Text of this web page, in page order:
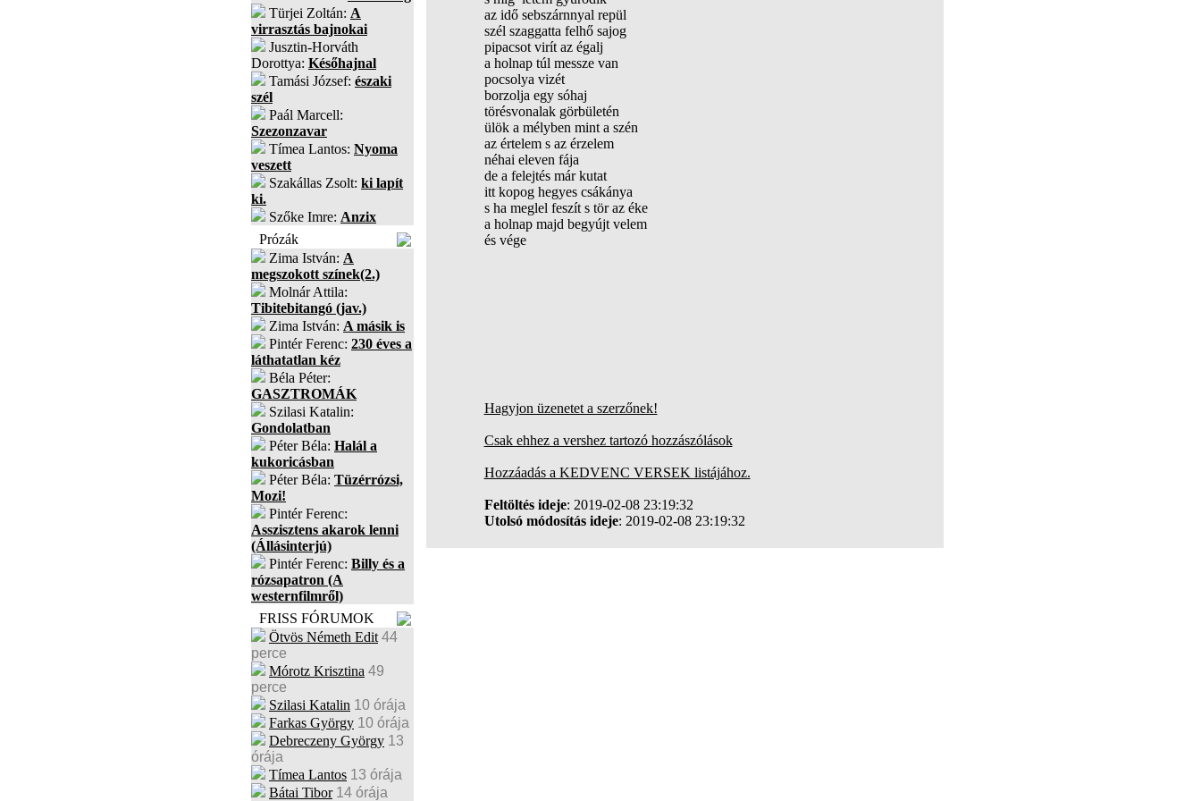
Türjei Zoltán: A
virrasztás bajnokai
Jusztin-Horváth
Dorottya: Későhajnal
Tamási József: északi
szél
Paál Marcell:
Szezonzavar
Tímea Lantos: Nyoma
veszett
Szakállas Zsolt: ki lapít
ki.
Szőke Imre: Anzix
Prózák
Zima István: A
megszokott színek(2.)
Molnár Attila:
Tibitebitangó (jav.)
Zima István: A másik is
Pintér Ferenc: 230 éves a
láthatatlan kéz
Béla Péter:
GASZTROMÁK
Szilasi Katalin:
Gondolatban
Péter Béla: Halál a
kukoricásban
Péter Béla: Tüzérrózsi,
Mozi!
Pintér Ferenc:
Asszisztens akarok lenni
(Állásinterjú)
Pintér Ferenc: Billy és a
rózsapatron (A
westernfilmről)
FRISS FÓRUMOK
Ötvös Németh Edit 44
perce
Mórotz Krisztina 49
perce
Szilasi Katalin 10 órája
Farkas György 10 órája
Debreczeny György 13
órája
Tímea Lantos 13 órája
Bátai Tibor 14 órája
az idő sebszárnnyal repül
szél szaggatta felhő sajog
pipacsot virít az égalj
a holnap túl messze van
pocsolya vizét
borzolja egy sóhaj
törésvonalak görbületén
ülök a mélyben mint a szén
az értelem s az érzelem
néhai eleven fája
de a felejtés már kutat
itt kopog hegyes csákánya
s ha meglel feszít s tör az éke
a holnap majd begyújt velem
és vége
Hagyjon üzenetet a szerzőnek!
Csak ehhez a vershez tartozó hozzászólások
Hozzáadás a KEDVENC VERSEK listájához.
Feltöltés ideje: 2019-02-08 23:19:32
Utolsó módosítás ideje: 2019-02-08 23:19:32